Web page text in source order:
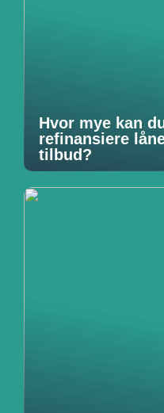
Hvor mye kan
refinansiere
tilbud?